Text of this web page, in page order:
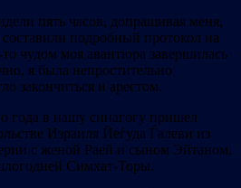
пять часов, допрашивая меня,
подробный протокол на
чудом моя авантюра завершилась
я была непростительно
закончиться и арестом.
года в нашу синагогу пришел
Израиля Йеѓуда Ѓалеви из
с женой Раей и сыном Эйтаном.
Симхат‐Торы.